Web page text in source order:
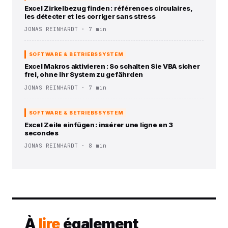
Excel Zirkelbezug finden : références circulaires,
les détecter et les corriger sans stress
JONAS REINHARDT · 7 min
SOFTWARE & BETRIEBSSYSTEM
Excel Makros aktivieren : So schalten Sie VBA sicher
frei, ohne Ihr System zu gefährden
JONAS REINHARDT · 7 min
SOFTWARE & BETRIEBSSYSTEM
Excel Zeile einfügen : insérer une ligne en 3
secondes
JONAS REINHARDT · 8 min
À lire également